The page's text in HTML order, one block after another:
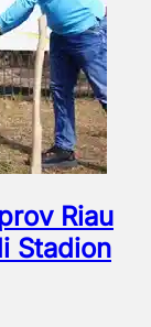
Riau
Stadion